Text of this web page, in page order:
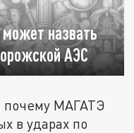
назвать
АЭС
почему МАГАТЭ
в ударах по